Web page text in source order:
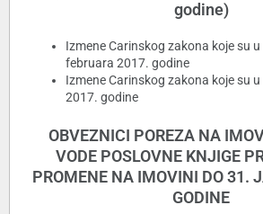
godine)
Izmene Carinskog zakona koje su
februara 2017. godine
Izmene Carinskog zakona koje su
2017. godine
OBVEZNICI POREZA NA
VODE POSLOVNE KNJIGE
PROMENE NA IMOVINI DO 31.
GODINE